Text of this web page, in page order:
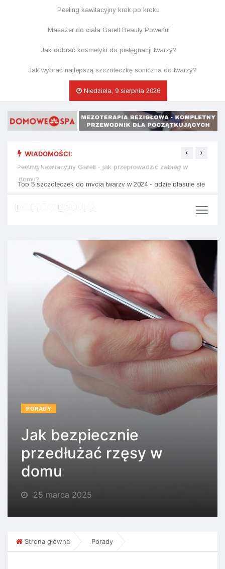
Peeling kawitacyjny krok po kroku
Masażer do ciała Garett Beauty Powerful
Jak dobrać kosmetyki do pielęgnacji twarzy?
Jak wybrać najlepszą szczoteczkę soniczna do twarzy?
Niedziela, 9 sierpnia 2026
WIADOMOŚCI:
Peeling kawitacyjny Garett - jak przeprowadzić zabieg w
domu?
‹ ›
PORADY
Jak bezpiecznie
przedłużać rzęsy w
domu
25 marca 2025
Strona główna Porady